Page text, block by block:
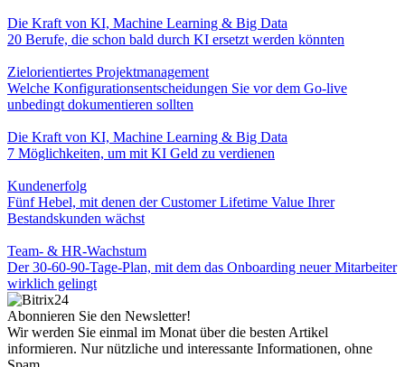
Die Kraft von KI, Machine Learning & Big Data
20 Berufe, die schon bald durch KI ersetzt werden könnten
Zielorientiertes Projektmanagement
Welche Konfigurationsentscheidungen Sie vor dem Go-live
unbedingt dokumentieren sollten
Die Kraft von KI, Machine Learning & Big Data
7 Möglichkeiten, um mit KI Geld zu verdienen
Kundenerfolg
Fünf Hebel, mit denen der Customer Lifetime Value Ihrer
Bestandskunden wächst
Team- & HR-Wachstum
Der 30-60-90-Tage-Plan, mit dem das Onboarding neuer Mitarbeiter
wirklich gelingt
Abonnieren Sie den Newsletter!
Wir werden Sie einmal im Monat über die besten Artikel
informieren. Nur nützliche und interessante Informationen, ohne